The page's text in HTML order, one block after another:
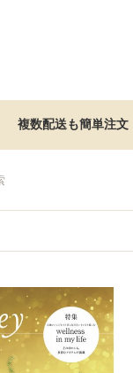
複数配送も簡単注文